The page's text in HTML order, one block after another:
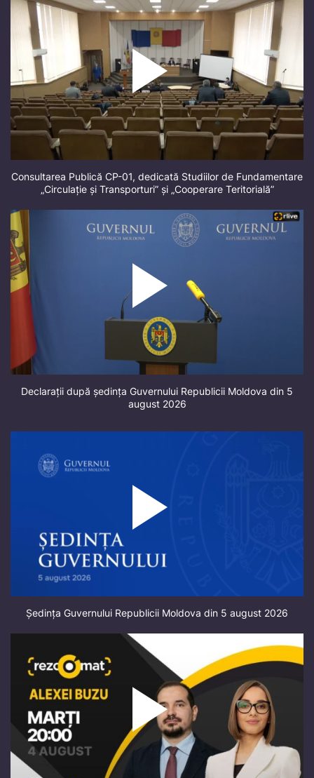
Consultarea Publică CP-01, dedicată Studiilor de Fundamentare
„Circulație și Transporturi” și „Cooperare Teritorială”
Declarații după ședința Guvernului Republicii Moldova din 5
august 2026
Ședința Guvernului Republicii Moldova din 5 august 2026